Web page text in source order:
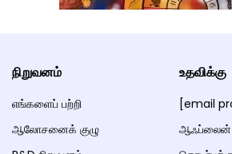
நிறுவனம்
எங்களைப் பற்றி
ஆலோசனைக் குழு
உதவிக்கு
[email